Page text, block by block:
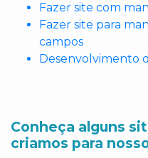
Fazer site com
Fazer site para
campos
Desenvolvimento
Conheça alguns
criamos para